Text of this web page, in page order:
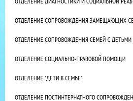
ОТДЕЛЕНИЕ СОПРОВОЖДЕНИЯ ЗАМЕЩАЮЩИХ
ОТДЕЛЕНИЕ СОПРОВОЖДЕНИЯ СЕМЕЙ С ДЕТЬМИ
ОТДЕЛЕНИЕ СОЦИАЛЬНО-ПРАВОВОЙ ПОМОЩИ
ОТДЕЛЕНИЕ "ДЕТИ В СЕМЬЕ"
ОТДЕЛЕНИЕ ПОСТИНТЕРНАТНОГО